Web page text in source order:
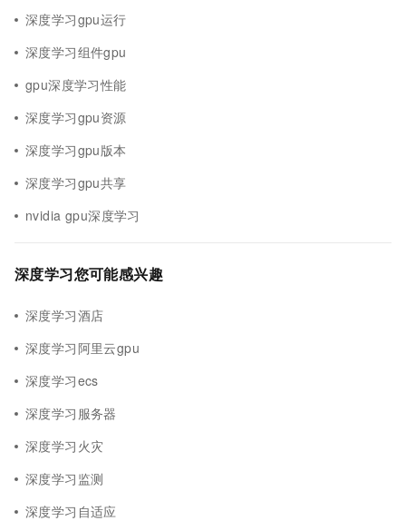
深度学习gpu运行
深度学习组件gpu
gpu深度学习性能
深度学习gpu资源
深度学习gpu版本
深度学习gpu共享
nvidia gpu深度学习
深度学习您可能感兴趣
深度学习酒店
深度学习阿里云gpu
深度学习ecs
深度学习服务器
深度学习火灾
深度学习监测
深度学习自适应